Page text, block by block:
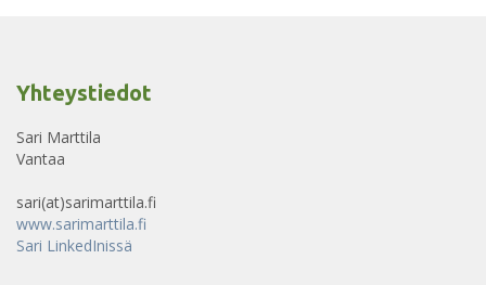
Yhteystiedot
Sari Marttila
Vantaa
sari(at)sarimarttila.fi
www.sarimarttila.fi
Sari LinkedInissä